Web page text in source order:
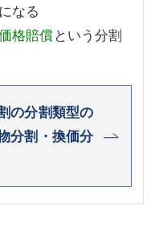
なる
格賠償という分割
の分割類型の
分割・換価分